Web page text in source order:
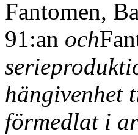
Fantomen,
91:an och
hängivenhet
förmedlat i